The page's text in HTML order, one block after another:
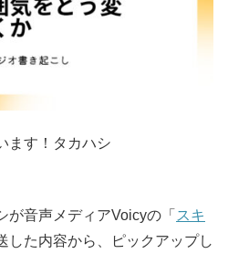
ます！タカハシ
が音声メディアVoicyの「 スキ
した内容から、ピックアップし